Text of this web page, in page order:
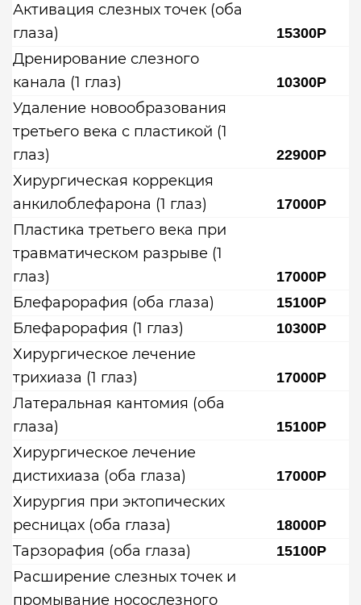
Активация слезных точек (оба
глаза)
15300Р
Дренирование слезного
канала (1 глаз)
10300Р
Удаление новообразования
третьего века с пластикой (1
глаз)
22900Р
Хирургическая коррекция
анкилоблефарона (1 глаз)
17000Р
Пластика третьего века при
травматическом разрыве (1
глаз)
17000Р
Блефарорафия (оба глаза) 15100Р
Блефарорафия (1 глаз) 10300Р
Хирургическое лечение
трихиаза (1 глаз)
17000Р
Латеральная кантомия (оба
глаза)
15100Р
Хирургическое лечение
дистихиаза (оба глаза)
17000Р
Хирургия при эктопических
ресницах (оба глаза)
18000Р
Тарзорафия (оба глаза) 15100Р
Расширение слезных точек и
промывание носослезного